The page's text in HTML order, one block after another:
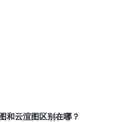
和云渲图区别在哪？